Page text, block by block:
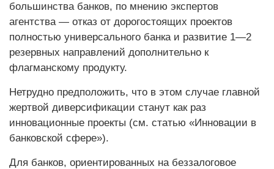
большинства банков, по мнению экспертов
агентства — отказ от дорогостоящих проектов
полностью универсального банка и развитие 1—2
резервных направлений дополнительно к
флагманскому продукту.
Нетрудно предположить, что в этом случае главной
жертвой диверсификации станут как раз
инновационные проекты (см. статью «Инновации в
банковской сфере»).
Для банков, ориентированных на беззалоговое